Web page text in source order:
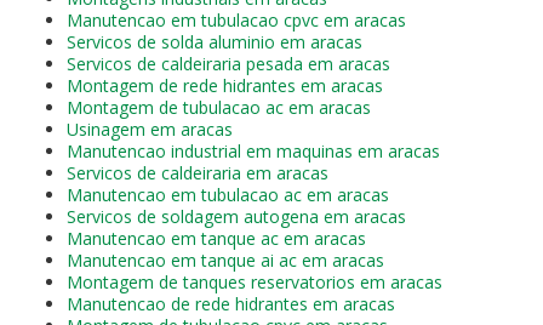
Manutencao em tubulacao cpvc em aracas
Servicos de solda aluminio em aracas
Servicos de caldeiraria pesada em aracas
Montagem de rede hidrantes em aracas
Montagem de tubulacao ac em aracas
Usinagem em aracas
Manutencao industrial em maquinas em aracas
Servicos de caldeiraria em aracas
Manutencao em tubulacao ac em aracas
Servicos de soldagem autogena em aracas
Manutencao em tanque ac em aracas
Manutencao em tanque ai ac em aracas
Montagem de tanques reservatorios em aracas
Manutencao de rede hidrantes em aracas